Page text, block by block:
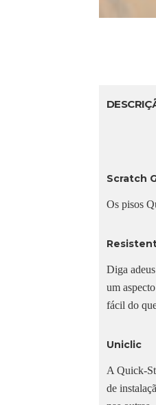
Scratch
Os pisos
Diga
um
fácil do
Uniclic
A Quick-
de